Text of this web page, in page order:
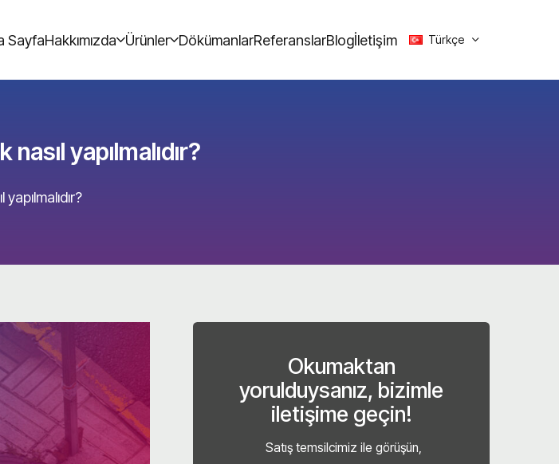
SayfaHakkımızda Ürünler DökümanlarReferanslarBlogİletişim Türkçe
yapılmalıdır?
Okumaktan
yorulduysanız, bizimle
iletişime geçin!
Satış temsilcimiz ile görüşün,